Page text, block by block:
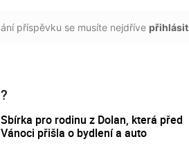
příspěvku se musíte nejdříve přihlásit
Sbírka pro rodinu z Dolan, která před
Vánoci přišla o bydlení a auto